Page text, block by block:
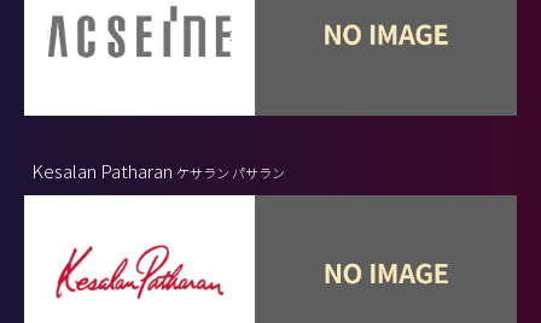
Kesalan Patharan ケサラン パサラン